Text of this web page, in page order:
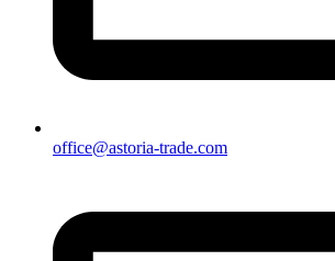
office@astoria-trade.com